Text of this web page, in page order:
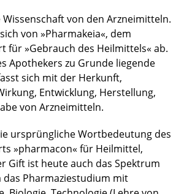
Studienkommission &
und Studienordnung
Klausuren und Skripte
Pharmaverfahrenstechnik
Wissenschaft von den Arzneimitteln.
von »Pharmakeia«, dem
für »Gebrauch des Heilmittels« ab.
Apothekers zu Grunde liegende
sich mit der Herkunft,
Entwicklung, Herstellung,
von Arzneimitteln.
ursprüngliche Wortbedeutung des
»pharmacon« für Heilmittel,
Gift ist heute auch das Spektrum
das Pharmaziestudium mit